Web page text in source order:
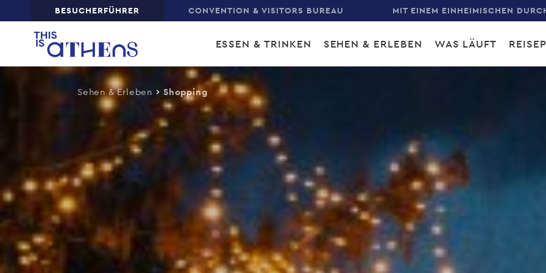
content
Top BESUCHERFÜHRER CONVENTION & VISITORS BUREAU MIT EINEM EINHEIMISCHEN
Main
navigation
ESSEN & TRINKEN SEHEN & ERLEBEN WAS LÄUFT
Sehen & Erleben Shopping